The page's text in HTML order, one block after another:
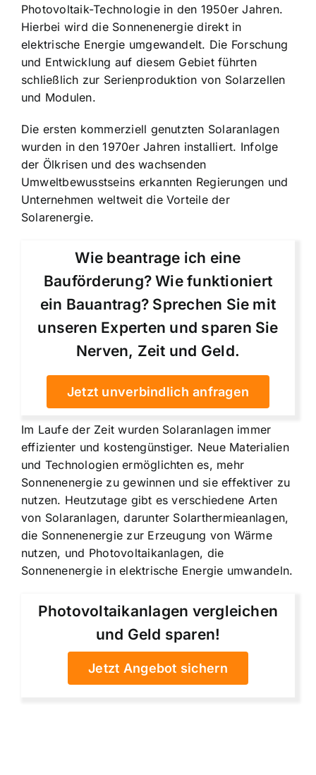
Photovoltaik-Technologie in den 1950er Jahren.
Hierbei wird die Sonnenenergie direkt in
elektrische Energie umgewandelt. Die Forschung
und Entwicklung auf diesem Gebiet führten
schließlich zur Serienproduktion von Solarzellen
und Modulen.
Die ersten kommerziell genutzten Solaranlagen
wurden in den 1970er Jahren installiert. Infolge
der Ölkrisen und des wachsenden
Umweltbewusstseins erkannten Regierungen und
Unternehmen weltweit die Vorteile der
Solarenergie.
Wie beantrage ich eine
Bauförderung? Wie funktioniert
ein Bauantrag? Sprechen Sie mit
unseren Experten und sparen Sie
Nerven, Zeit und Geld.
Jetzt unverbindlich anfragen
Im Laufe der Zeit wurden Solaranlagen immer
effizienter und kostengünstiger. Neue Materialien
und Technologien ermöglichten es, mehr
Sonnenenergie zu gewinnen und sie effektiver zu
nutzen. Heutzutage gibt es verschiedene Arten
von Solaranlagen, darunter Solarthermieanlagen,
die Sonnenenergie zur Erzeugung von Wärme
nutzen, und Photovoltaikanlagen, die
Sonnenenergie in elektrische Energie umwandeln.
Photovoltaikanlagen vergleichen
und Geld sparen!
Jetzt Angebot sichern